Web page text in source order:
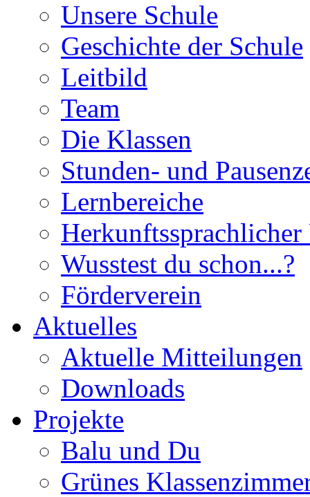
Unsere Schule
Geschichte der Schule
Leitbild
Team
Die Klassen
Stunden- und
Lernbereiche
Wusstest du schon...?
Förderverein
Aktuelles
Aktuelle Mitteilungen
Downloads
Projekte
Balu und Du
Grünes